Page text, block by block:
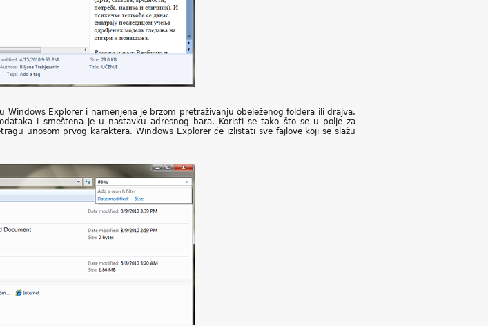
Explorer i namenjena je brzom pretraživanju obeleženog foldera ili drajva.
i smeštena je u nastavku adresnog bara. Koristi se tako što se u polje za
unosom prvog karaktera. Windows Explorer će izlistati sve fajlove koji se slažu